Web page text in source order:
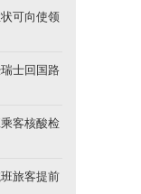
可向使领
士回国路
客核酸检
旅客提前